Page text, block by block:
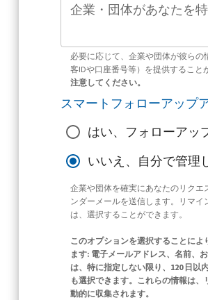
企業・団体があなたを
必要に応じて、企業や団体が彼ら
客IDや口座番号等）を提供すること
注意してください。
スマートフォローアップ
はい、フォローアッ
いいえ、自分で管理
企業や団体を確実にあなたのリク
ンダーメールを送信します。リマ
は、選択することができます。
このオプションを選択することに
ます: 電子メールアドレス、名前、
は、特に指定しない限り、120 日以
も選択できます。これらの情報は、
動的に収集されます。